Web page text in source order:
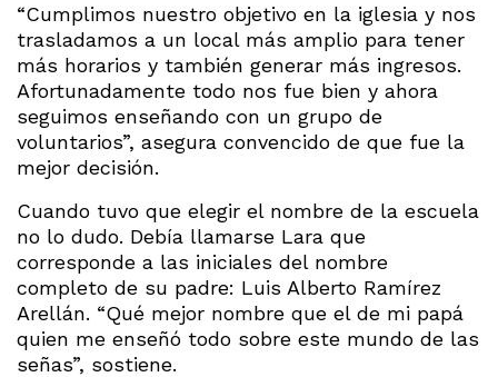
“Cumplimos nuestro objetivo en la iglesia y nos
trasladamos a un local más amplio para tener
más horarios y también generar más ingresos.
Afortunadamente todo nos fue bien y ahora
seguimos enseñando con un grupo de
voluntarios”, asegura convencido de que fue la
mejor decisión.
Cuando tuvo que elegir el nombre de la escuela
no lo dudo. Debía llamarse Lara que
corresponde a las iniciales del nombre
completo de su padre: Luis Alberto Ramírez
Arellán. “Qué mejor nombre que el de mi papá
quien me enseñó todo sobre este mundo de las
señas”, sostiene.